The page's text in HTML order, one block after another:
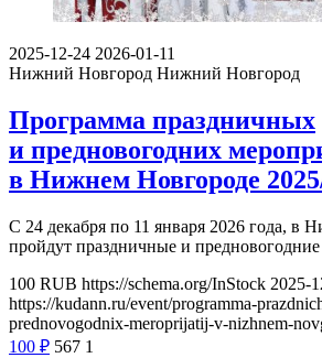
2025-12-24 2026-01-11
Нижний Новгород Нижний Новгород
Программа праздничных
и предновогодних
в Нижнем Новгороде
С 24 декабря по 11 января 2026 года, в
пройдут праздничные и
100 RUB https://schema.org/InStock 2025-
https://kudann.ru/event/programma-
prednovogodnix-meroprijatij-v-nizhnem-
100 ₽ 567 1